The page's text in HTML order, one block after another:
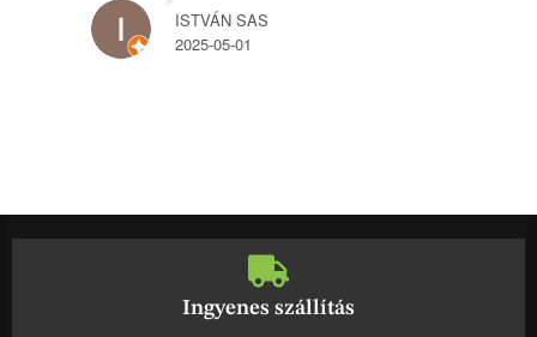
ISTVÁN SAS
2025-05-01
Ingyenes szállítás